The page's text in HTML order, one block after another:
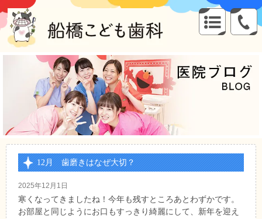
12月 歯磨きはなぜ大切？
2025年12月1日
寒くなってきましたね！今年も残すところあとわずかです。
お部屋と同じようにお口もすっきり綺麗にして、新年を迎え